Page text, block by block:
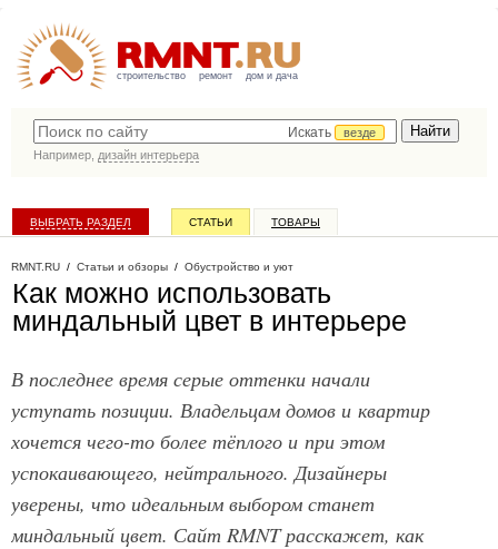
строительство ремонт дом и дача
Искать
везде
Например, дизайн интерьера
ВЫБРАТЬ РАЗДЕЛ СТАТЬИ ТОВАРЫ
RMNT.RU / Статьи и обзоры / Обустройство и уют
Как можно использовать
миндальный цвет в интерьере
В последнее время серые оттенки начали
уступать позиции. Владельцам домов и квартир
хочется чего-то более тёплого и при этом
успокаивающего, нейтрального. Дизайнеры
уверены, что идеальным выбором станет
миндальный цвет. Сайт RMNT расскажет, как